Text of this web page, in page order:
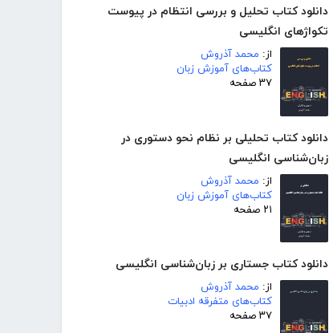
دانلود کتاب تحلیل و بررسی انتظام در پیوست
تکواژهای انگلیسی
از: محمد آذروش
کتاب‌های آموزش زبان
۳۷ صفحه
دانلود کتاب تحلیلی بر نظام نحو دستوری در
زبان‌شناسی انگلیسی
از: محمد آذروش
کتاب‌های آموزش زبان
۲۱ صفحه
دانلود کتاب جستاری بر زبان‌شناسی انگلیسی
از: محمد آذروش
کتاب‌های متفرقه ادبیات
۳۷ صفحه